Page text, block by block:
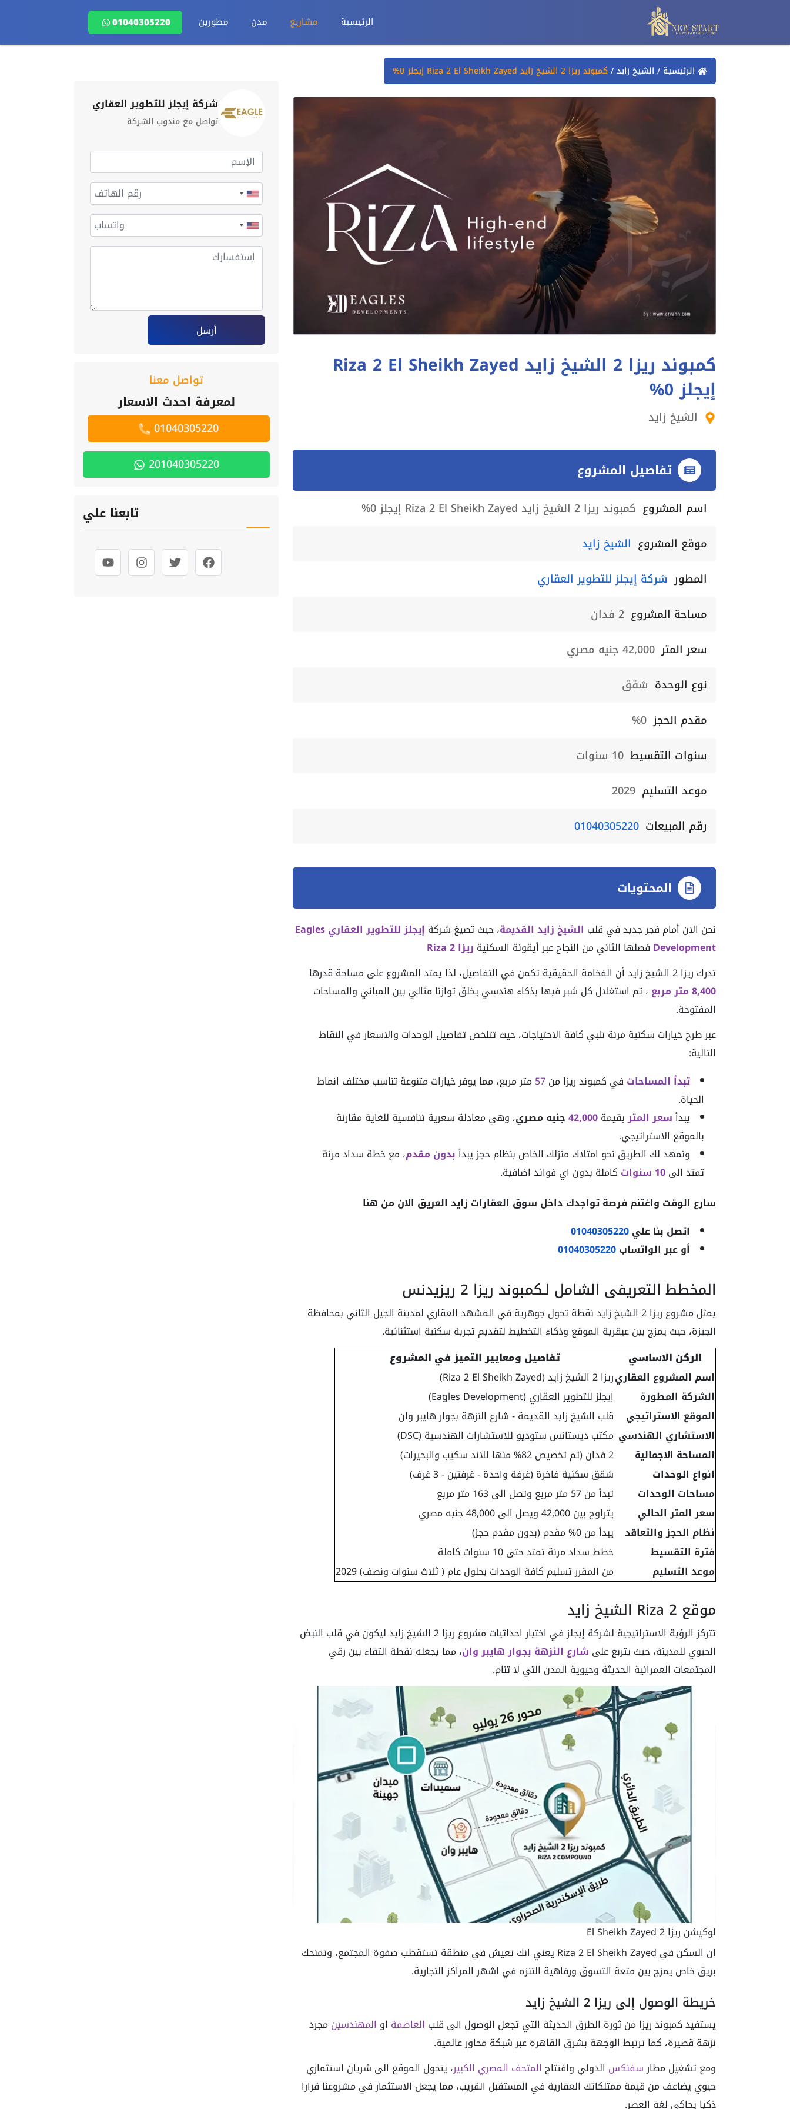
الرئيسية مشاريع مدن مطورين 01040305220
الرئيسية / الشيخ زايد/كمبوند ريزا 2 الشيخ زايد Riza 2 El Sheikh Zayed إيجلز 0%
كمبوند ريزا 2 الشيخ زايد Riza 2 El Sheikh Zayed
إيجلز 0%
الشيخ زايد
تفاصيل المشروع
اسم المشروع كمبوند ريزا 2 الشيخ زايد Riza 2 El Sheikh Zayed إيجلز 0%
موقع المشروع الشيخ زايد
المطور شركة إيجلز للتطوير العقاري
مساحة المشروع 2 فدان
سعر المتر 42,000 جنيه مصري
نوع الوحدة شقق
مقدم الحجز 0%
سنوات التقسيط 10 سنوات
موعد التسليم 2029
رقم المبيعات 01040305220
المحتويات
نحن الان أمام فجر جديد في قلب الشيخ زايد القديمة، حيث تصيغ شركة
إيجلز للتطوير العقاري Eagles
Development فصلها الثاني من النجاح عبر أيقونة السكنية ريزا 2 Riza
تدرك ريزا 2 الشيخ زايد أن الفخامة الحقيقية تكمن في التفاصيل، لذا يمتد المشروع على مساحة قدرها
8,400 متر مربع
، تم استغلال كل شبر فيها بذكاء هندسي يخلق توازنا مثالي بين المباني والمساحات
المفتوحة.
عبر طرح خيارات سكنية مرنة تلبي كافة الاحتياجات، حيث تتلخص تفاصيل الوحدات والاسعار في النقاط
التالية:
تبدأ المساحات في كمبوند ريزا من57 متر مربع، مما يوفر خيارات متنوعة تناسب مختلف انماط
الحياة.
يبدأسعر المتربقيمة42,000جنيه مصري، وهي معادلة سعرية تنافسية للغاية مقارنة
بالموقع الاستراتيجي.
ونمهد لك الطريق نحو امتلاك منزلك الخاص بنظام حجز يبدأبدون مقدم، مع خطة سداد مرنة
تمتد الى10 سنوات
كاملة بدون اي فوائد اضافية.
سارع الوقت واغتنم فرصة تواجدك داخل سوق العقارات زايد العريق الان من هنا
اتصل بنا علي01040305220
أو عبر الواتساب01040305220
المخطط التعريفي الشامل لـكمبوند ريزا 2 ريزيدنس
يمثل مشروع ريزا 2 الشيخ زايد نقطة تحول جوهرية في المشهد العقاري لمدينة الجيل الثاني بمحافظة
الجيزة، حيث يمزج بين عبقرية الموقع وذكاء التخطيط لتقديم تجربة سكنية استثنائية.
الركن الاساسي
تفاصيل ومعايير التميز في المشروع
اسم المشروع العقاريريزا 2 الشيخ زايد (Riza 2 El Sheikh Zayed)
الشركة المطورة
إيجلز للتطوير العقاري (Eagles Development)
الموقع الاستراتيجي
قلب الشيخ زايد القديمة - شارع النزهة بجوار هايبر وان
الاستشاري الهندسي مكتب ديستانس ستوديو للاستشارات الهندسية (DSC)
المساحة الاجمالية
2 فدان (تم تخصيص 82% منها للاند سكيب والبحيرات)
انواع الوحدات
شقق سكنية فاخرة (غرفة واحدة - غرفتين - 3 غرف)
مساحات الوحدات
تبدأ من 57 متر مربع وتصل الى 163 متر مربع
سعر المتر الحالي
يتراوح بين 42,000 ويصل الى 48,000 جنيه مصري
نظام الحجز والتعاقد
يبدأ من 0% مقدم (بدون مقدم حجز)
فترة التقسيط
خطط سداد مرنة تمتد حتى 10 سنوات كاملة
موعد التسليم
من المقرر تسليم كافة الوحدات بحلول عام ( ثلاث سنوات ونصف) 2029
موقع Riza 2 الشيخ زايد
تتركز الرؤية الاستراتيجية لشركة إيجلز في اختيار احداثيات مشروع ريزا 2 الشيخ زايد ليكون في قلب النبض
الحيوي للمدينة، حيث يتربع على شارع النزهة بجوار هايبر وان، مما يجعله نقطة التقاء بين رقي
المجتمعات العمرانية الحديثة وحيوية المدن التي لا تنام.
لوكيشن ريزا 2 El Sheikh Zayed
ان السكن في Riza 2 El Sheikh Zayed يعني انك تعيش في منطقة تستقطب صفوة المجتمع، وتمنحك
بريق خاص يمزج بين متعة التسوق ورفاهية التنزه في اشهر المراكز التجارية.
خريطة الوصول إلى ريزا 2 الشيخ زايد
يستفيد كمبوند ريزا من ثورة الطرق الحديثة التي تجعل الوصول الى قلب العاصمة او المهندسين مجرد
نزهة قصيرة، كما ترتبط الوجهة بشرق القاهرة عبر شبكة محاور عالمية.
ومع تشغيل مطارسفنكس الدولي وافتتاح المتحف المصري الكبير، يتحول الموقع الى شريان استثماري
حيوي يضاعف من قيمة ممتلكاتك العقارية في المستقبل القريب، مما يجعل الاستثمار في مشروعنا قرارا
ذكيا يحاكي لغة العصر.
شركة إيجلز للتطوير العقاري
تواصل مع مندوب الشركة
أرسل
تواصل معنا
لمعرفة احدث الاسعار
01040305220
201040305220
تابعنا علي